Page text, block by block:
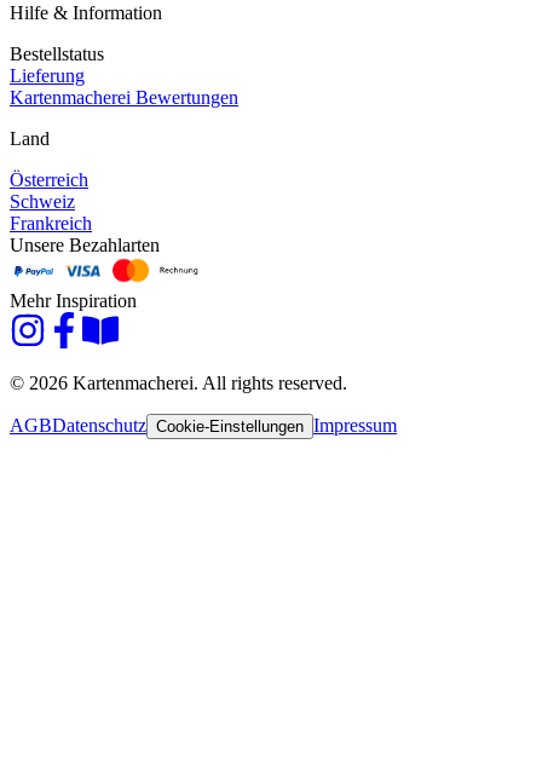
Hilfe & Information
Bestellstatus
Lieferung
Kartenmacherei Bewertungen
Land
Österreich
Schweiz
Frankreich
Unsere Bezahlarten
Mehr Inspiration
© 2026 Kartenmacherei. All rights reserved.
AGBDatenschutz Cookie-Einstellungen Impressum